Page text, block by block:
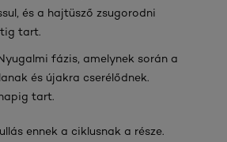
és a hajtüsző zsugorodni
tart.
fázis, amelynek során a
és újakra cserélődnek.
tart.
ennek a ciklusnak a része.